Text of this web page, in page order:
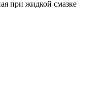
при жидкой смазке